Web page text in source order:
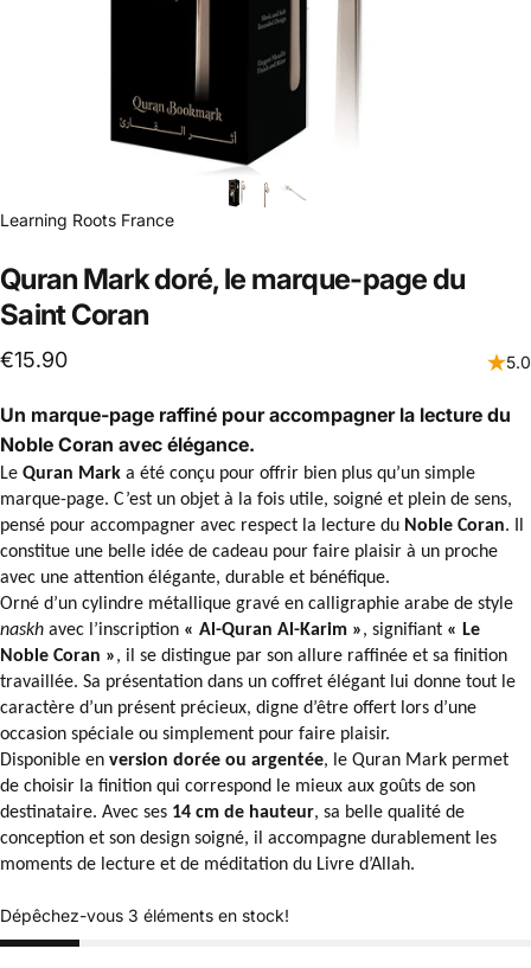
Distributeur:
Learning Roots France
Quran Mark doré, le marque-page du
Saint Coran
€15.90 5.0
Un marque-page raffiné pour accompagner la lecture du
Noble Coran avec élégance.
Le Quran Mark a été conçu pour offrir bien plus qu’un simple
marque-page. C’est un objet à la fois utile, soigné et plein de sens,
pensé pour accompagner avec respect la lecture du Noble Coran. Il
constitue une belle idée de cadeau pour faire plaisir à un proche
avec une attention élégante, durable et bénéfique.
Orné d’un cylindre métallique gravé en calligraphie arabe de style
naskh avec l’inscription « Al-Quran Al-Karim », signifiant « Le
Noble Coran », il se distingue par son allure raffinée et sa finition
travaillée. Sa présentation dans un coffret élégant lui donne tout le
caractère d’un présent précieux, digne d’être offert lors d’une
occasion spéciale ou simplement pour faire plaisir.
Disponible en version dorée ou argentée, le Quran Mark permet
de choisir la finition qui correspond le mieux aux goûts de son
destinataire. Avec ses 14 cm de hauteur, sa belle qualité de
conception et son design soigné, il accompagne durablement les
moments de lecture et de méditation du Livre d’Allah.
Dépêchez-vous 3 éléments en stock!